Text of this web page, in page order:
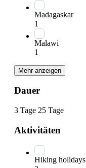
Madagaskar
1
Malawi
1
Mehr anzeigen
Dauer
3 Tage 25 Tage
Aktivitäten
Hiking holidays